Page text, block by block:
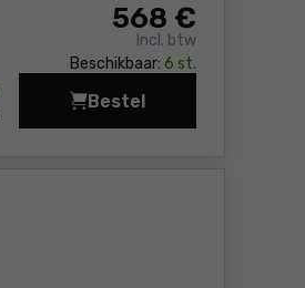
568 €
Incl. btw
Beschikbaar: 6 st.
Bestel
Sproei-extractie